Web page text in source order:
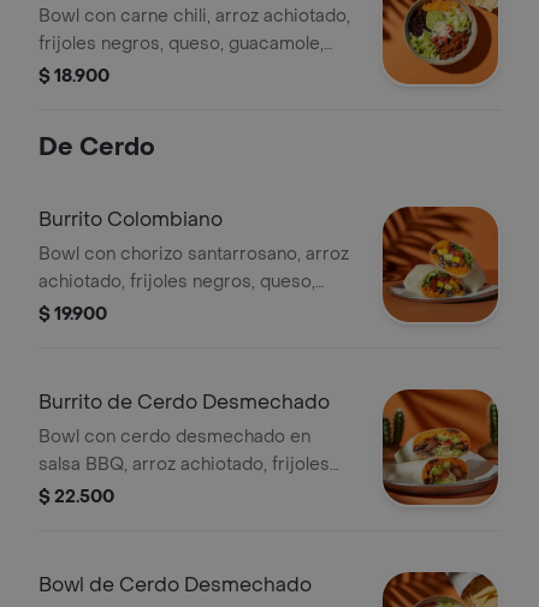
Bowl con carne chili, arroz achiotado,
frijoles negros, queso, guacamole,
pico de gallo, lechuga y salsa verde.
$ 18.900
De Cerdo
Burrito Colombiano
Bowl con chorizo santarrosano, arroz
achiotado, frijoles negros, queso,
platanitos maduros, guacamole, pico
$ 19.900
Burrito de Cerdo Desmechado
Bowl con cerdo desmechado en
salsa BBQ, arroz achiotado, frijoles
negros, queso, guacamole, pico de
$ 22.500
Bowl de Cerdo Desmechado